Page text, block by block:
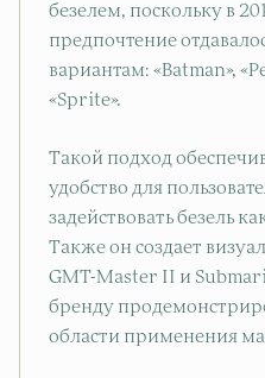
безелем, поскольку в
предпочтение
вариантам: «Batman»,
«Sprite».
Такой подход
удобство для
задействовать безель
Также он создает
GMT-Master II и
бренду
области применения